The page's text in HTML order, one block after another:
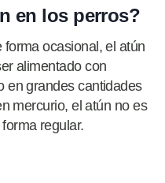
en los perros?
ocasional, el atún
alimentado con
en grandes cantidades
mercurio, el atún no es
regular.